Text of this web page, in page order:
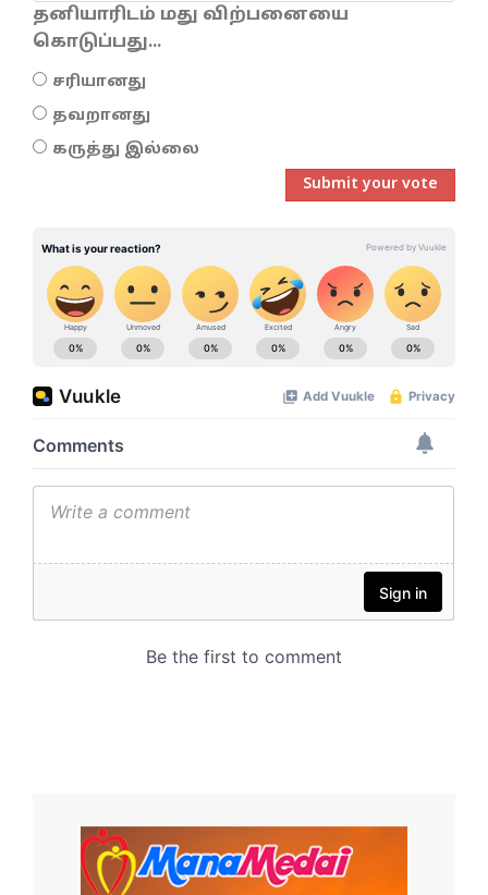
தனியாரிடம் மது விற்பனையை
கொடுப்பது...
சரியானது
தவறானது
கருத்து இல்லை
Submit your vote